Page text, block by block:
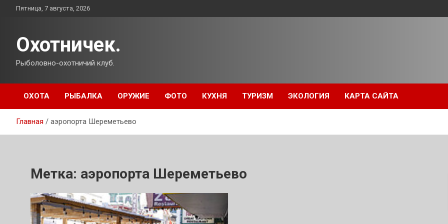
ПерейтиПятница, 7 августа, 2026
Охотничек.
Рыболовно-охотничий клуб.
ОХОТА РЫБАЛКА ОРУЖИЕ ФОТО КУХНЯ ТУРИЗМ ЭКОЛОГИЯ КАРТА САЙТА
Главная аэропорта Шереметьево
Метка: аэропорта Шереметьево